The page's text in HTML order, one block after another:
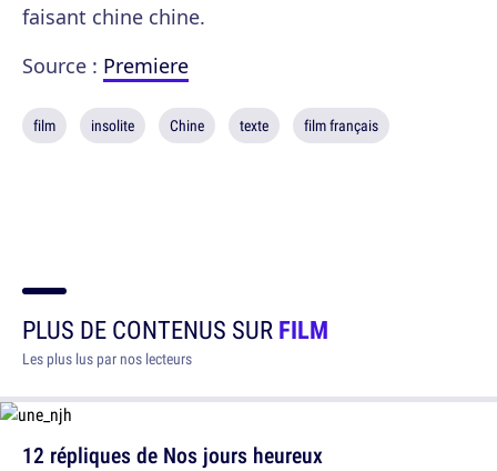
faisant chine chine.
Source : Premiere
film insolite Chine texte film français
PLUS DE CONTENUS SURFILM
Les plus lus par nos lecteurs
12 répliques de Nos jours heureux